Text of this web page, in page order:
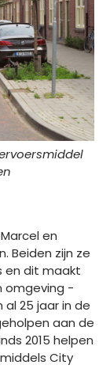
en
Beiden zijn ze
en dit maakt
omgeving -
25 jaar in de
aan de
2015 helpen
City